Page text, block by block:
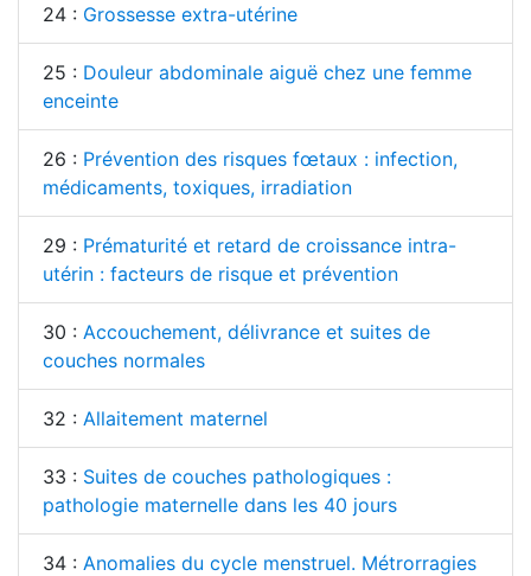
24 : Grossesse extra-utérine
25 : Douleur abdominale aiguë chez une femme
enceinte
26 : Prévention des risques fœtaux : infection,
médicaments, toxiques, irradiation
29 : Prématurité et retard de croissance intra-
utérin : facteurs de risque et prévention
30 : Accouchement, délivrance et suites de
couches normales
32 : Allaitement maternel
33 : Suites de couches pathologiques :
pathologie maternelle dans les 40 jours
34 : Anomalies du cycle menstruel. Métrorragies